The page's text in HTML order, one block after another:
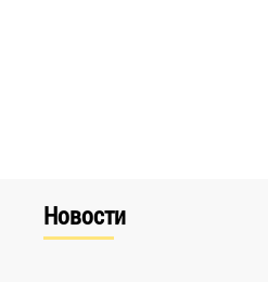
Новости